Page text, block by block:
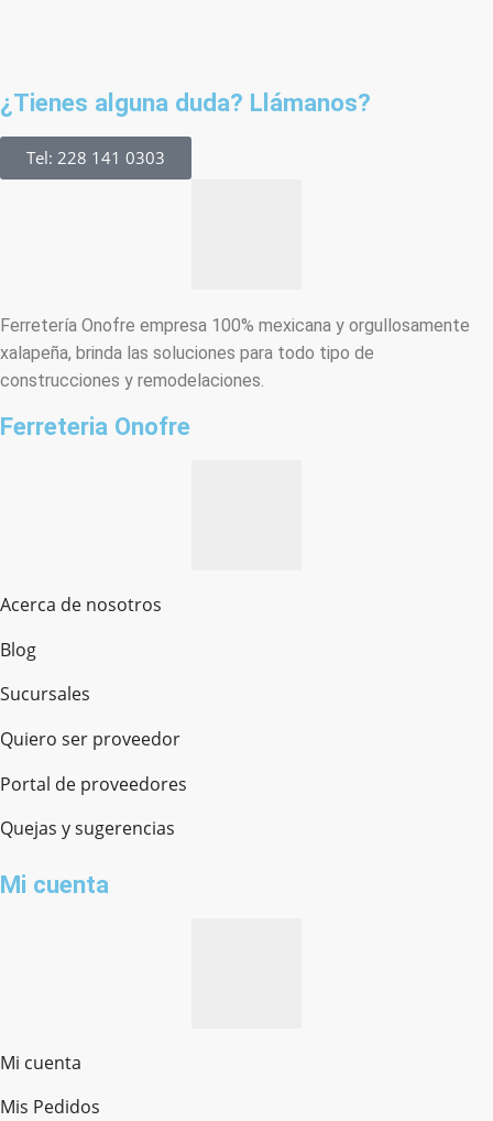
¿Tienes alguna duda? Llámanos?
Tel: 228 141 0303
Ferretería Onofre empresa 100% mexicana y orgullosamente
xalapeña, brinda las soluciones para todo tipo de
construcciones y remodelaciones.
Ferreteria Onofre
Acerca de nosotros
Blog
Sucursales
Quiero ser proveedor
Portal de proveedores
Quejas y sugerencias
Mi cuenta
Mi cuenta
Mis Pedidos